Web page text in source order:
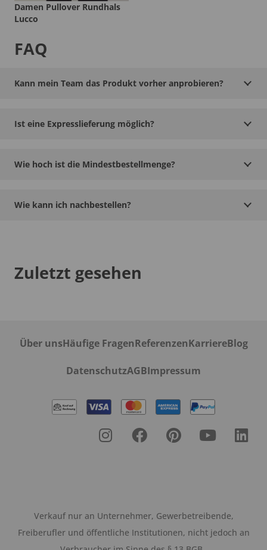
Damen Pullover Rundhals
Lucco
FAQ
Kann mein Team das Produkt vorher anprobieren?
Ist eine Expresslieferung möglich?
Wie hoch ist die Mindestbestellmenge?
Wie kann ich nachbestellen?
Zuletzt gesehen
Über unsHäufige FragenReferenzenKarriereBlog
DatenschutzAGBImpressum
Verkauf nur an Unternehmer, Gewerbetreibende,
Freiberufler und öffentliche Institutionen, nicht jedoch an